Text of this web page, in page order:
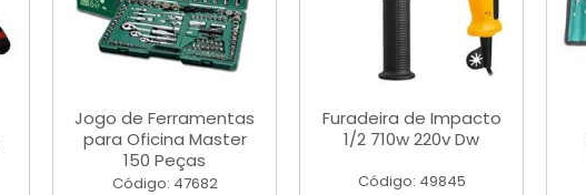
Jogo de Ferramentas
para Oficina Master
150 Peças
Código: 47682
Furadeira de Impacto
1/2 710w 220v Dw
Código: 49845